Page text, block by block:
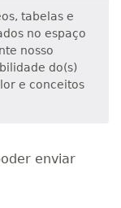
tabelas e
no espaço
nosso
do(s)
e conceitos
enviar